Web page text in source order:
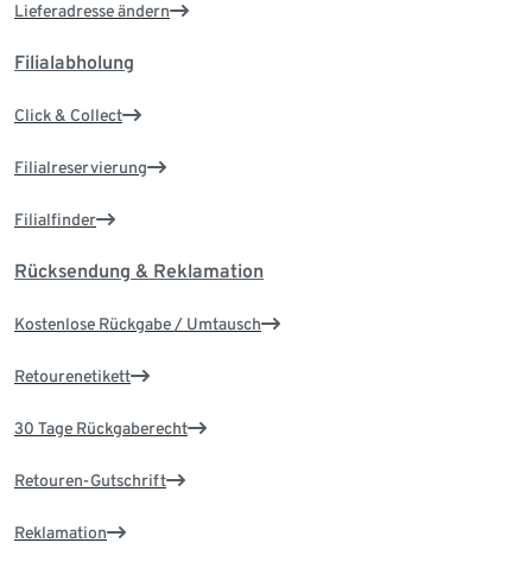
Lieferadresse ändern
Filialabholung
Click & Collect
Filialreservierung
Filialfinder
Rücksendung & Reklamation
Kostenlose Rückgabe / Umtausch
Retourenetikett
30 Tage Rückgaberecht
Retouren-Gutschrift
Reklamation